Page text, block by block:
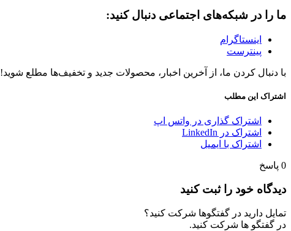
ما را در شبکه‌های اجتماعی دنبال کنید:
اینستاگرام
پینترست
با دنبال کردن ما، از آخرین اخبار، محصولات جدید و تخفیف‌ها مطلع شوید!
اشتراک این مطلب
اشتراک گذاری در واتس اپ
اشتراک در LinkedIn
اشتراک با ایمیل
0 پاسخ
دیدگاه خود را ثبت کنید
تمایل دارید در گفتگوها شرکت کنید؟
در گفتگو ها شرکت کنید.